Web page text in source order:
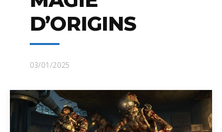
D’ORIGINS
03/01/2025